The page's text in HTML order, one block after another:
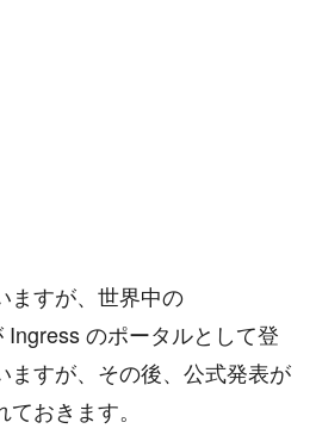
ますが、世界中の
Ingress のポータルとして登
ますが、その後、公式発表が
おきます。